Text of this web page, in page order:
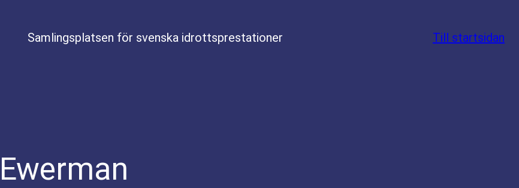
Samlingsplatsen för svenska idrottsprestationer Till startsidan